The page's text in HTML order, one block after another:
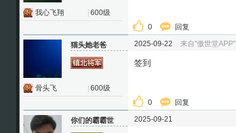
我心飞翔 600级
0 回复
猫头她老爸
骨头飞 600级
2025-09-22 来自"傲世堂APP"
签到
0 回复
你们的霸霸世 2025-09-21